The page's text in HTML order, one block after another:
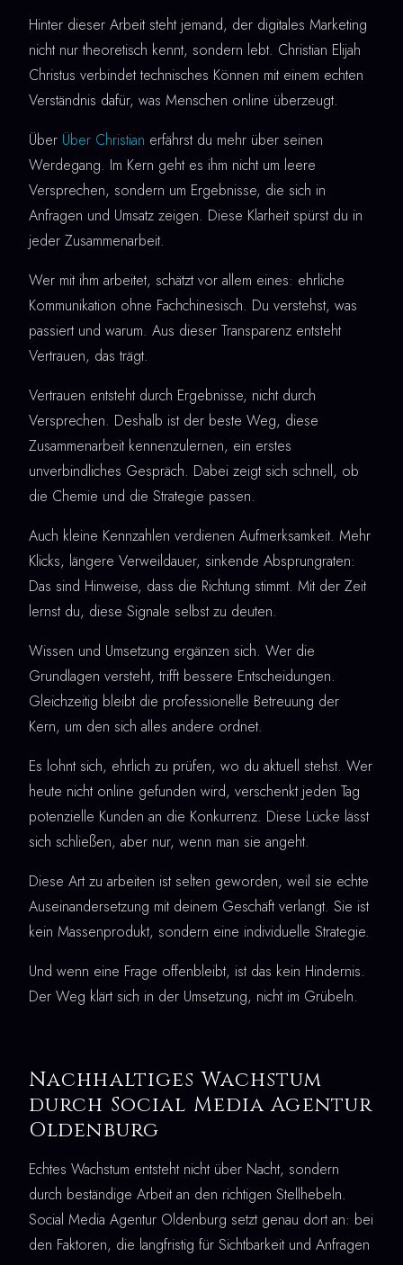
Hinter dieser Arbeit steht jemand, der digitales Marketing
nicht nur theoretisch kennt, sondern lebt. Christian Elijah
Christus verbindet technisches Können mit einem echten
Verständnis dafür, was Menschen online überzeugt.
Über Über Christian erfährst du mehr über seinen
Werdegang. Im Kern geht es ihm nicht um leere
Versprechen, sondern um Ergebnisse, die sich in
Anfragen und Umsatz zeigen. Diese Klarheit spürst du in
jeder Zusammenarbeit.
Wer mit ihm arbeitet, schätzt vor allem eines: ehrliche
Kommunikation ohne Fachchinesisch. Du verstehst, was
passiert und warum. Aus dieser Transparenz entsteht
Vertrauen, das trägt.
Vertrauen entsteht durch Ergebnisse, nicht durch
Versprechen. Deshalb ist der beste Weg, diese
Zusammenarbeit kennenzulernen, ein erstes
unverbindliches Gespräch. Dabei zeigt sich schnell, ob
die Chemie und die Strategie passen.
Auch kleine Kennzahlen verdienen Aufmerksamkeit. Mehr
Klicks, längere Verweildauer, sinkende Absprungraten:
Das sind Hinweise, dass die Richtung stimmt. Mit der Zeit
lernst du, diese Signale selbst zu deuten.
Wissen und Umsetzung ergänzen sich. Wer die
Grundlagen versteht, trifft bessere Entscheidungen.
Gleichzeitig bleibt die professionelle Betreuung der
Kern, um den sich alles andere ordnet.
Es lohnt sich, ehrlich zu prüfen, wo du aktuell stehst. Wer
heute nicht online gefunden wird, verschenkt jeden Tag
potenzielle Kunden an die Konkurrenz. Diese Lücke lässt
sich schließen, aber nur, wenn man sie angeht.
Diese Art zu arbeiten ist selten geworden, weil sie echte
Auseinandersetzung mit deinem Geschäft verlangt. Sie ist
kein Massenprodukt, sondern eine individuelle Strategie.
Und wenn eine Frage offenbleibt, ist das kein Hindernis.
Der Weg klärt sich in der Umsetzung, nicht im Grübeln.
Nachhaltiges Wachstum
durch Social Media Agentur
Oldenburg
Echtes Wachstum entsteht nicht über Nacht, sondern
durch beständige Arbeit an den richtigen Stellhebeln.
Social Media Agentur Oldenburg setzt genau dort an: bei
den Faktoren, die langfristig für Sichtbarkeit und Anfragen